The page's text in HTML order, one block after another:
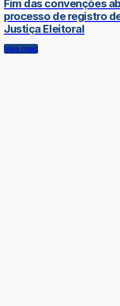
Fim das convenções
processo de registro
Justiça Eleitoral
Veja mais